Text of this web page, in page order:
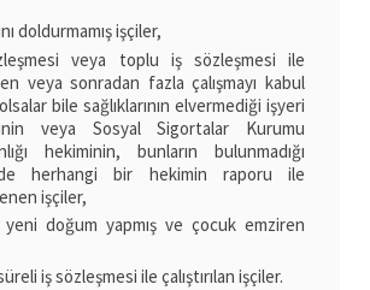
doldurmamış işçiler,
veya toplu iş sözleşmesi ile
veya sonradan fazla çalışmayı kabul
bile sağlıklarının elvermediği işyeri
veya Sosyal Sigortalar Kurumu
hekiminin, bunların bulunmadığı
herhangi bir hekimin raporu ile
işçiler,
yeni doğum yapmış ve çocuk emziren
iş sözleşmesi ile çalıştırılan işçiler.